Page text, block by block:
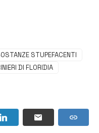
STUPEFACENTI
DI FLORIDIA